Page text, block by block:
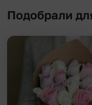
Подобрали